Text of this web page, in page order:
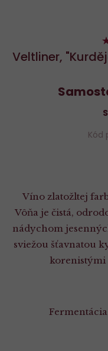
Veltliner,
Víno zlatožltej
Vôňa je čistá,
nádychom
sviežou šťavnatou
korenistými
Kód